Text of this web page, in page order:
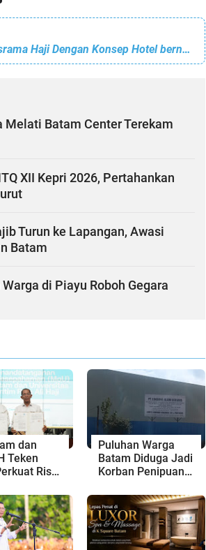
BP Batam Bahas Pengembangan Asrama Haji Dengan Konsep Hotel bernuansa Religi
Batam Center Terekam
XII Kepri 2026, Pertahankan
Turun ke Lapangan, Awasi
Batam
di Piayu Roboh Gegara
dan
Teken
Riset
Puluhan Warga
Batam Diduga Jadi
Korban Penipuan
Miliaran Rupiah,
Laporan ke Polda
Kepri Jalan di
Tempat?